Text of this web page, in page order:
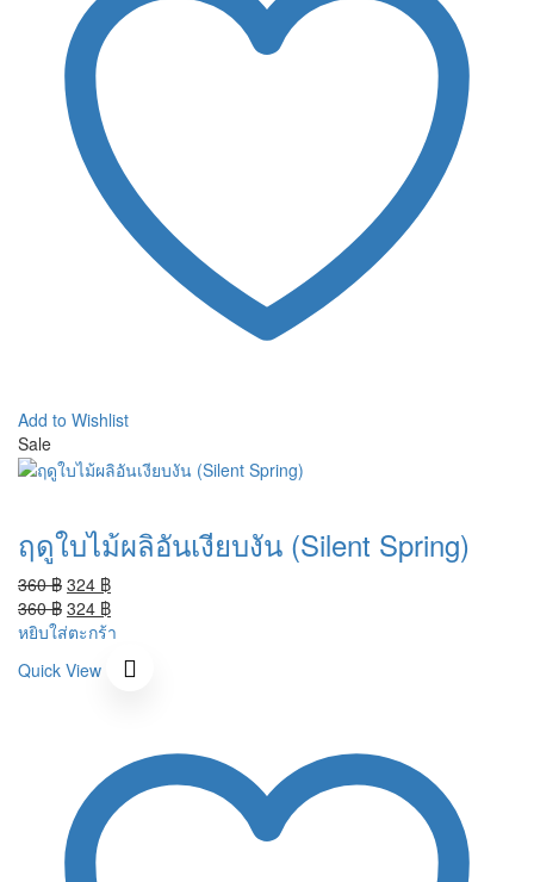
Add to Wishlist
Sale
ฤดูใบไม้ผลิอันเงียบงัน (Silent Spring)
360฿ Original
price
was:
324 ฿Current
price
is:
324 ฿.
360฿ Original
price
360 ฿.
324 ฿Current
price
is:
324 ฿.
หยิบใส่ตะกร้า
Quick View